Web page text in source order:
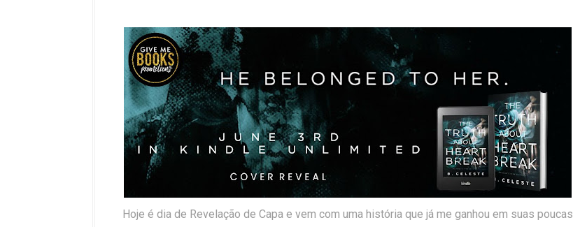
Hoje é dia de Revelação de Capa e vem com uma história que já me ganhou em suas poucas